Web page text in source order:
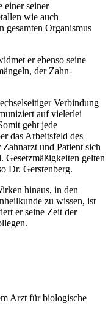
einer seiner
wie auch
gesamten Organismus
er ebenso seine
der Zahn-
Verbindung
auf vielerlei
geht jede
das Arbeitsfeld des
und Patient sich
Gesetzmäßigkeiten gelten
Dr. Gerstenberg.
hinaus, in den
zu wissen, ist
er seine Zeit der
Arzt für biologische